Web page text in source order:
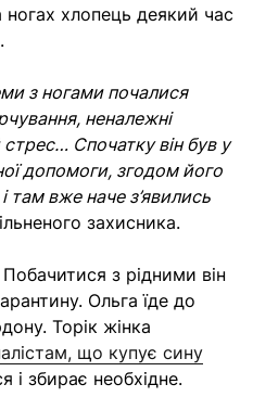
хлопець деякий час
з ногами почалися
неналежні
Спочатку він був у
допомоги, згодом його
там вже наче з’явились
захисника.
з рідними він
Ольга їде до
Торік жінка
що купує сину
і збирає необхідне.